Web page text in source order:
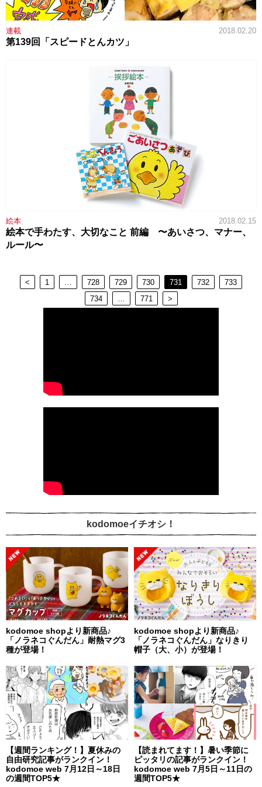
連載 2018.02.20
第139回「スピードとんカツ」
絵本 2018.02.15
絵本で手わたす、大切なこと 前編 〜あいさつ、マナー、
ルール〜
< 1 728 729 730 731 732
733
734
771 >
kodomoeイチオシ！
kodomoe shopより新商品♪
「ノラネコぐんだん」耐熱マグ3
種が登場！
kodomoe shopより新商品♪
「ノラネコぐんだん」なりきり
帽子（大、小）が登場！
【週間ランキング！】夏休みの
自由研究記事がランクイン！
kodomoe web 7月12日～18日
の週間TOP5★
【読まれてます！】暑い季節に
ピッタリの記事がランクイン！
kodomoe web 7月5日～11日の
週間TOP5★